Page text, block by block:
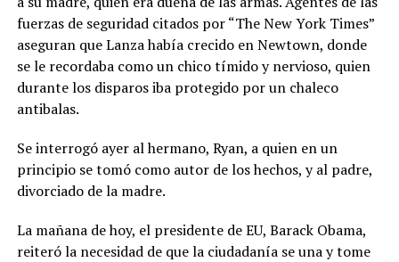
fuerzas de seguridad citados por “The New York Times”
aseguran que Lanza había crecido en Newtown, donde
se le recordaba como un chico tímido y nervioso, quien
durante los disparos iba protegido por un chaleco
antibalas.
Se interrogó ayer al hermano, Ryan, a quien en un
principio se tomó como autor de los hechos, y al padre,
divorciado de la madre.
La mañana de hoy, el presidente de EU, Barack Obama,
reiteró la necesidad de que la ciudadanía se una y tome